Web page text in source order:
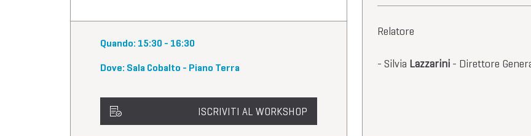
Quando: 15:30 - 16:30
Dove: Sala Cobalto - Piano Terra
ISCRIVITI AL WORKSHOP
Relatore
- Silvia Lazzarini - Direttore